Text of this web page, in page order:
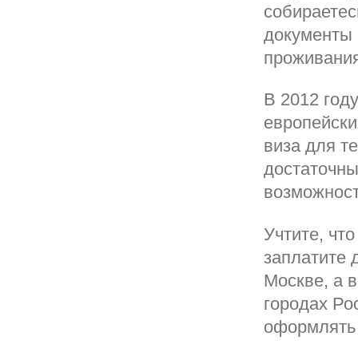
В 2012
виза для
Учтите,
заплатите
Москве, а
городах
оформлять